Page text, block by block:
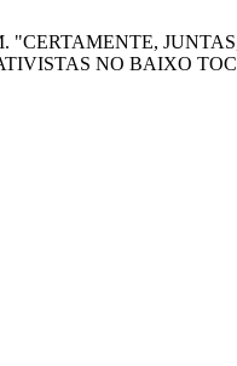
"CERTAMENTE,
NO BAIXO